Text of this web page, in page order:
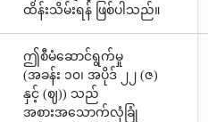
ထိန်းသိမ်းရန် ဖြစ်ပါသည်။
ဤစီမံဆောင်ရွက်မှု
(အခန်း ၁၀၊ အပိုဒ် ၂၂ (ဇ)
နှင့် (ဈ)) သည်
အစားအသောက်လုံခြုံ